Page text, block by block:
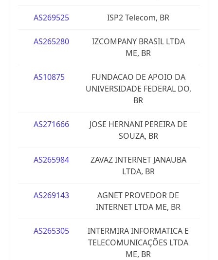
AS269525 ISP2 Telecom, BR
AS265280
IZCOMPANY BRASIL LTDA
ME, BR
AS10875
FUNDACAO DE APOIO DA
UNIVERSIDADE FEDERAL DO,
BR
AS271666
JOSE HERNANI PEREIRA DE
SOUZA, BR
AS265984
ZAVAZ INTERNET JANAUBA
LTDA, BR
AS269143
AGNET PROVEDOR DE
INTERNET LTDA ME, BR
AS265305
INTERMIRA INFORMATICA E
TELECOMUNICAÇÕES LTDA
ME, BR